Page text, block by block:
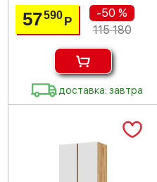
57590Р
-50 %
115 180
доставка: завтра